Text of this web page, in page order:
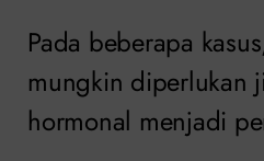
Pada beberapa
mungkin diperlukan
hormonal menjadi